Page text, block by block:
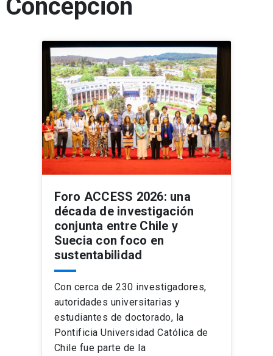
Concepción
Foro ACCESS 2026: una
década de investigación
conjunta entre Chile y
Suecia con foco en
sustentabilidad
Con cerca de 230 investigadores,
autoridades universitarias y
estudiantes de doctorado, la
Pontificia Universidad Católica de
Chile fue parte de la